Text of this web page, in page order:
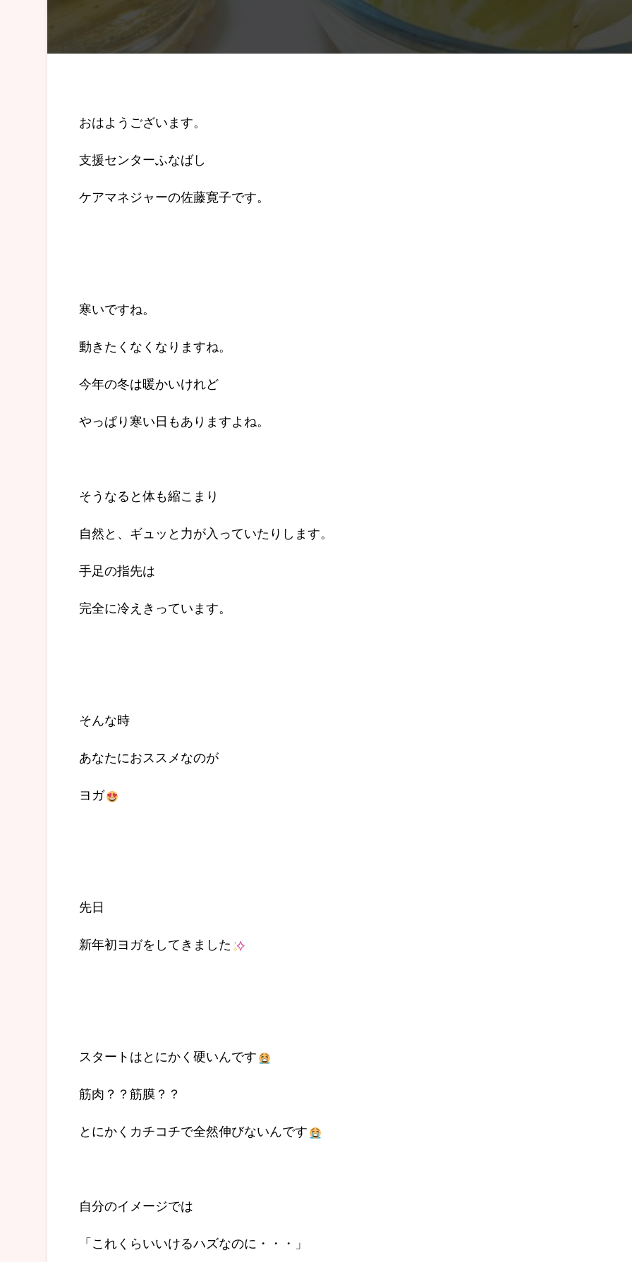
おはようございます。
支援センターふなばし
ケアマネジャーの佐藤寛子です。
寒いですね。
動きたくなくなりますね。
今年の冬は暖かいけれど
やっぱり寒い日もありますよね。
そうなると体も縮こまり
自然と、ギュッと力が入っていたりします。
手足の指先は
完全に冷えきっています。
そんな時
あなたにおススメなのが
ヨガ
先日
新年初ヨガをしてきました
スタートはとにかく硬いんです
筋肉？？筋膜？？
とにかくカチコチで全然伸びないんです
自分のイメージでは
「これくらいいけるハズなのに・・・」